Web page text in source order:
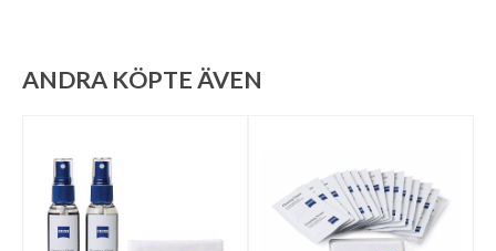
ANDRA KÖPTE ÄVEN